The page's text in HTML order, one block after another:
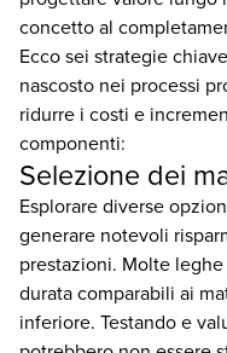
concetto al
Ecco sei strategie
nascosto nei processi
ridurre i costi e
componenti:
Selezione dei
Esplorare diverse
generare notevoli
prestazioni. Molte
durata comparabili ai
inferiore. Testando e